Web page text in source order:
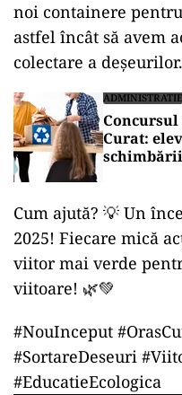
noi containere
astfel încât să avem
colectare a
ADMINISTRATIE
Concursul
Curat:
schimbării
Cum ajută? 💡 Un
2025! Fiecare mică
viitor mai verde
viitoare! 🌿💚
#NouInceput
#SortareDeseuri
#EducatieEcologica